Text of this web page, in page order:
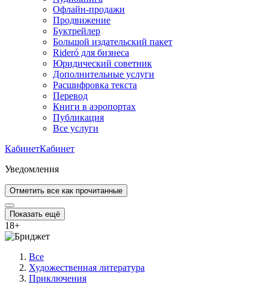
Офлайн-продажи
Продвижение
Буктрейлер
Большой издательский пакет
Rideró для бизнеса
Юридический советник
Дополнительные услуги
Расшифровка текста
Перевод
Книги в аэропортах
Публикация
Все услуги
КабинетКабинет
Уведомления
Отметить все как прочитанные
Показать ещё
18+
Все
Художественная литература
Приключения